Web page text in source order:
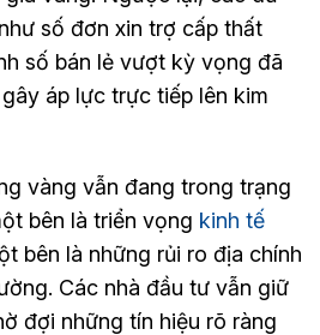
số đơn xin trợ cấp thất
số bán lẻ vượt kỳ vọng đã
áp lực trực tiếp lên kim
vàng vẫn đang trong trạng
bên là triển vọng kinh tế
bên là những rủi ro địa chính
Các nhà đầu tư vẫn giữ
đợi những tín hiệu rõ ràng